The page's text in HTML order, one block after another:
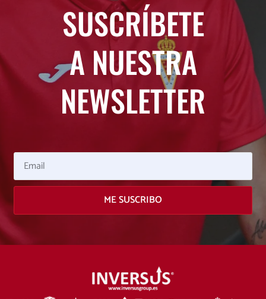
SUSCRÍBETE
A NUESTRA
NEWSLETTER
Email
ME SUSCRIBO